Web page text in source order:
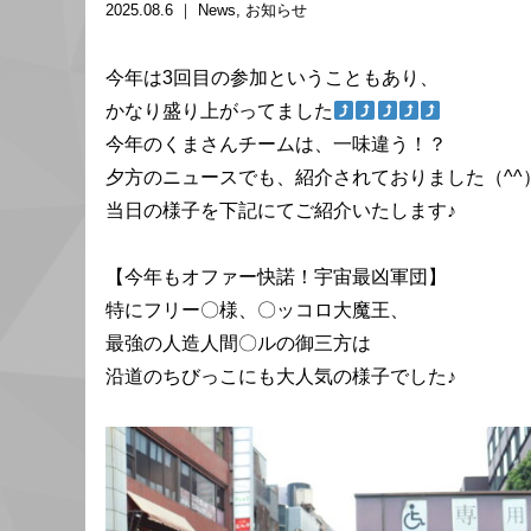
2025.08.6 ｜ News お知らせ
今年は3回目の参加ということもあり、
かなり盛り上がってました
今年のくまさんチームは、一味違う！？
夕方のニュースでも、紹介されておりました（^^
当日の様子を下記にてご紹介いたします♪
【今年もオファー快諾！宇宙最凶軍団】
特にフリー〇様、〇ッコロ大魔王、
最強の人造人間〇ルの御三方は
沿道のちびっこにも大人気の様子でした♪